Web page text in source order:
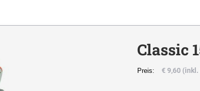
Classic
Preis: € 9,60 (inkl.